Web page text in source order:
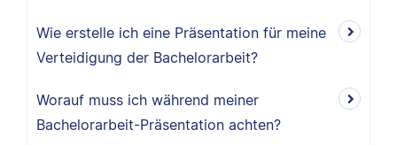
Wie erstelle ich eine Präsentation für meine
Verteidigung der Bachelorarbeit?
Worauf muss ich während meiner
Bachelorarbeit-Präsentation achten?